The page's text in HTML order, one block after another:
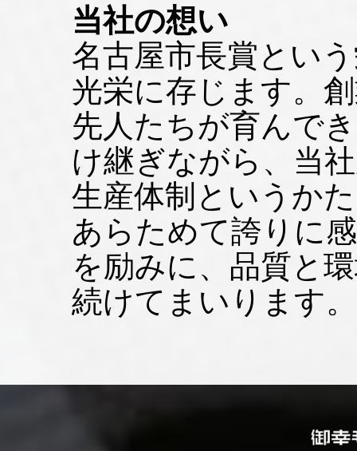
当社の想い
名古屋市長賞とい
光栄に存じます。
先人たちが育んで
け継ぎながら、当
生産体制というか
あらためて誇りに
を励みに、品質と
続けてまいります。